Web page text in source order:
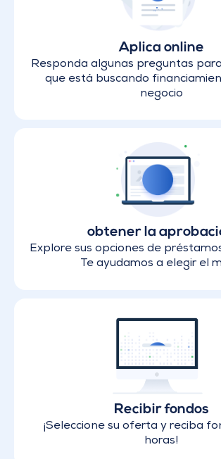
Aplica online
Responda algunas preguntas
que está buscando
negocio
obtener la
Explore sus opciones de
Te ayudamos a elegir el
Recibir fondos
¡Seleccione su oferta y reciba
horas!